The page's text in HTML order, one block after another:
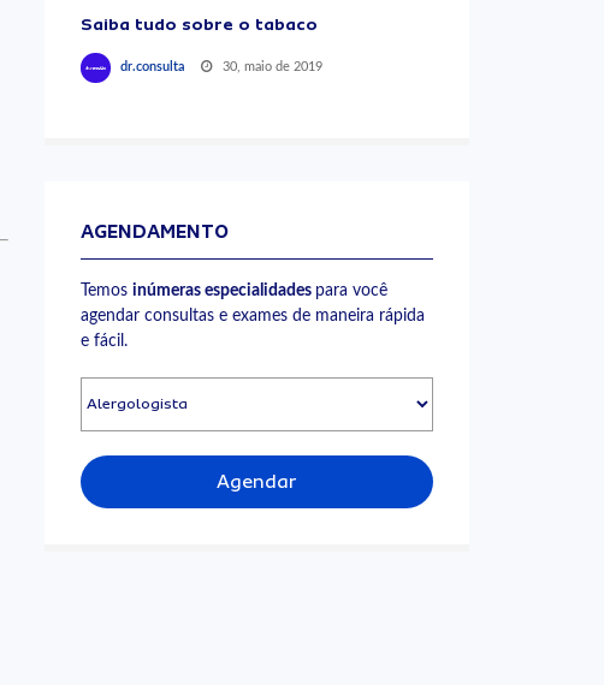
Saiba tudo sobre o tabaco
dr.consulta 30, maio de 2019
AGENDAMENTO
Temos inúmeras especialidades para você
agendar consultas e exames de maneira rápida
e fácil.
Agendar